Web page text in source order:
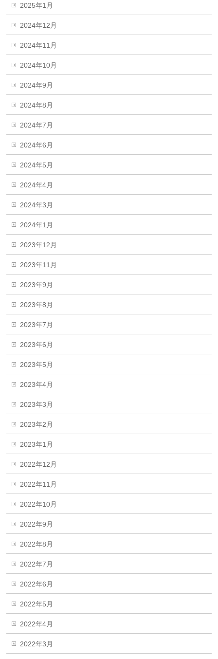
2025年1月
2024年12月
2024年11月
2024年10月
2024年9月
2024年8月
2024年7月
2024年6月
2024年5月
2024年4月
2024年3月
2024年1月
2023年12月
2023年11月
2023年9月
2023年8月
2023年7月
2023年6月
2023年5月
2023年4月
2023年3月
2023年2月
2023年1月
2022年12月
2022年11月
2022年10月
2022年9月
2022年8月
2022年7月
2022年6月
2022年5月
2022年4月
2022年3月